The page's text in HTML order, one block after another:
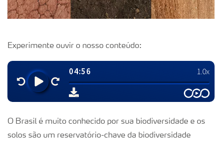
Experimente ouvir o nosso conteúdo:
O Brasil é muito conhecido por sua biodiversidade e os
solos são um reservatório-chave da biodiversidade